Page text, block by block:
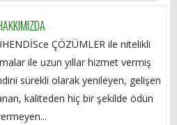
ÇÖZÜMLER ile nitelikli
ile uzun yıllar hizmet vermiş
sürekli olarak yenileyen, gelişen
kaliteden hiç bir şekilde ödün